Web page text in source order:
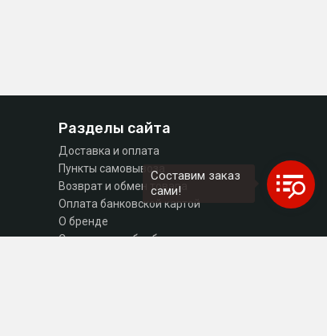
Разделы сайта
Доставка и оплата
Пункты самовывоза
Возврат и обмен товара
Оплата банковской картой
О бренде
Согласие на обработку персональных данных
Составим заказ
сами!